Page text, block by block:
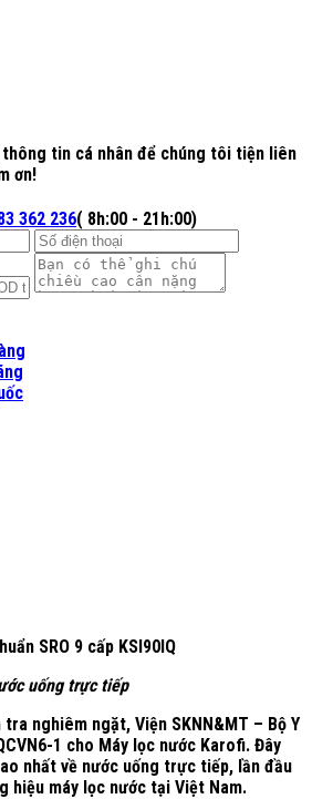
thông tin cá nhân để chúng tôi tiện liên
ơn!
362 236( 8h:00 - 21h:00)
SRO 9 cấp KSI90IQ
uống trực tiếp
nghiêm ngặt, Viện SKNN&MT – Bộ Y
1 cho Máy lọc nước Karofi. Đây
nhất về nước uống trực tiếp, lần đầu
hiệu máy lọc nước tại Việt Nam.